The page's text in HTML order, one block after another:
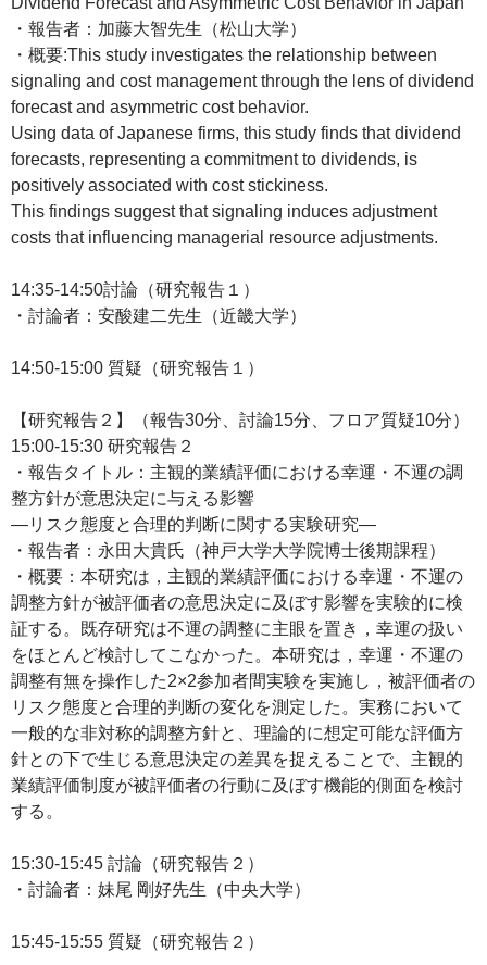
・報告者：加藤大智先生（松山大学）
・概要:This study investigates the relationship between
signaling and cost management through the lens of dividend
forecast and asymmetric cost behavior.
Using data of Japanese firms, this study finds that dividend
forecasts, representing a commitment to dividends, is
positively associated with cost stickiness.
This findings suggest that signaling induces adjustment
costs that influencing managerial resource adjustments.
14:35-14:50討論（研究報告１）
・討論者：安酸建二先生（近畿大学）
14:50-15:00 質疑（研究報告１）
【研究報告２】（報告30分、討論15分、フロア質疑10分）
15:00-15:30 研究報告２
・報告タイトル：主観的業績評価における幸運・不運の調
整方針が意思決定に与える影響
―リスク態度と合理的判断に関する実験研究―
・報告者：永田大貴氏（神戸大学大学院博士後期課程）
・概要：本研究は，主観的業績評価における幸運・不運の
調整方針が被評価者の意思決定に及ぼす影響を実験的に検
証する。既存研究は不運の調整に主眼を置き，幸運の扱い
をほとんど検討してこなかった。本研究は，幸運・不運の
調整有無を操作した2×2参加者間実験を実施し，被評価者の
リスク態度と合理的判断の変化を測定した。実務において
一般的な非対称的調整方針と、理論的に想定可能な評価方
針との下で生じる意思決定の差異を捉えることで、主観的
業績評価制度が被評価者の行動に及ぼす機能的側面を検討
する。
15:30-15:45 討論（研究報告２）
・討論者：妹尾 剛好先生（中央大学）
15:45-15:55 質疑（研究報告２）